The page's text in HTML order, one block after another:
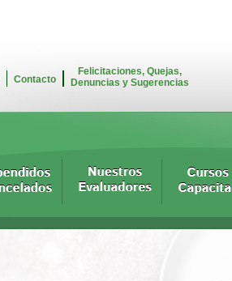
Contacto
Felicitaciones, Quejas,
Denuncias y Sugerencias